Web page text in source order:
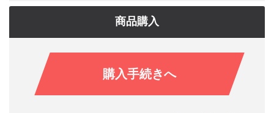
商品購入
購入手続きへ